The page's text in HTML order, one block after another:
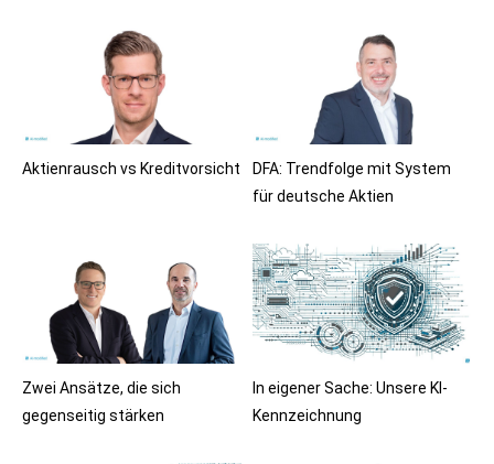
Aktienrausch vs Kreditvorsicht
DFA: Trendfolge mit System
für deutsche Aktien
Zwei Ansätze, die sich
gegenseitig stärken
In eigener Sache: Unsere KI-
Kennzeichnung